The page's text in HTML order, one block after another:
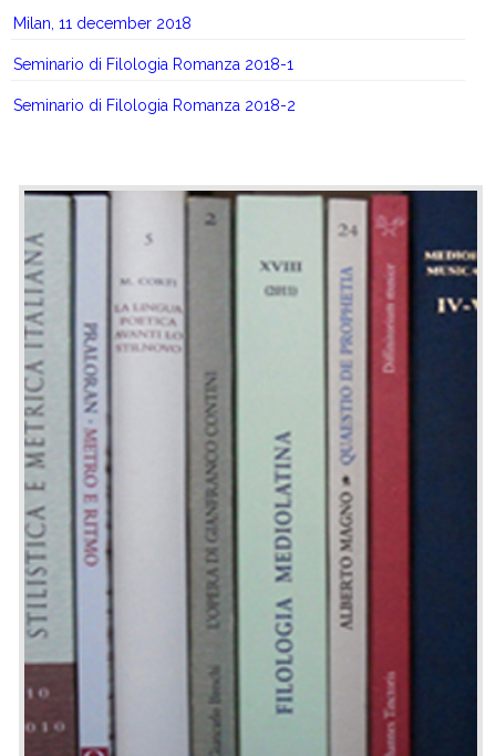
Milan, 11 december 2018
Seminario di Filologia Romanza 2018-1
Seminario di Filologia Romanza 2018-2